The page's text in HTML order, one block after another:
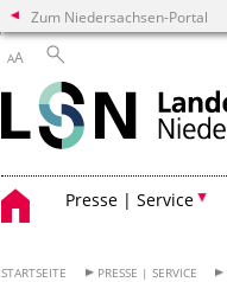
Zum Niedersachsen-Portal
AA
Presse | Service
STARTSEITE PRESSE | SERVICE